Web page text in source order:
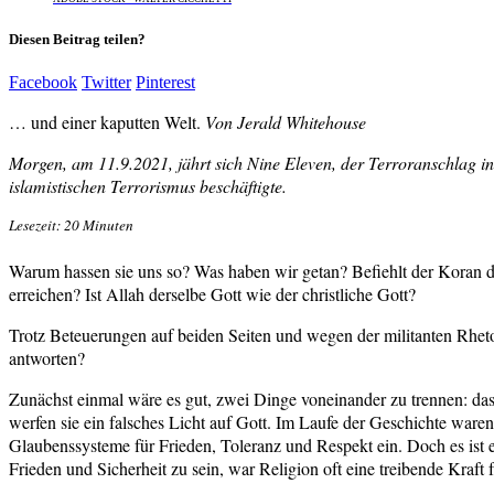
Diesen Beitrag teilen?
Facebook Twitter Pinterest
… und einer kaputten Welt. Von Jerald Whitehouse
Morgen, am 11.9.2021, jährt sich Nine Eleven, der Terroranschlag
islamistischen Terrorismus beschäftigte.
Lesezeit: 20 Minuten
Warum hassen sie uns so? Was haben wir getan? Befiehlt der
erreichen? Ist Allah derselbe Gott wie der christliche Gott?
Trotz Beteuerungen auf beiden Seiten und wegen der militanten
antworten?
Zunächst einmal wäre es gut, zwei Dinge voneinander zu trennen:
werfen sie ein falsches Licht auf Gott. Im Laufe der Geschichte
Glaubenssysteme für Frieden, Toleranz und Respekt ein. Doch es
Frieden und Sicherheit zu sein, war Religion oft eine treibende Kraft